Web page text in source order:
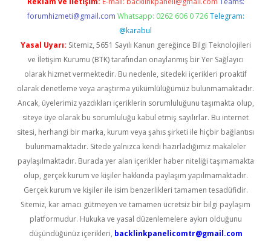
forumhizmeti@gmail.com Whatsapp: 0262 606 0 726 Telegram:
@karabul
Yasal Uyarı: Sitemiz, 5651 Sayılı Kanun gereğince Bilgi Teknolojileri
ve İletişim Kurumu (BTK) tarafından onaylanmış bir Yer Sağlayıcı
olarak hizmet vermektedir. Bu nedenle, sitedeki içerikleri proaktif
olarak denetleme veya araştırma yükümlülüğümüz bulunmamaktadır.
Ancak, üyelerimiz yazdıkları içeriklerin sorumluluğunu taşımakta olup,
siteye üye olarak bu sorumluluğu kabul etmiş sayılırlar. Bu internet
sitesi, herhangi bir marka, kurum veya şahıs şirketi ile hiçbir bağlantısı
bulunmamaktadır. Sitede yalnızca kendi hazırladığımız makaleler
paylaşılmaktadır. Burada yer alan içerikler haber niteliği taşımamakta
olup, gerçek kurum ve kişiler hakkında paylaşım yapılmamaktadır.
Gerçek kurum ve kişiler ile isim benzerlikleri tamamen tesadüfidir.
Sitemiz, kar amacı gütmeyen ve tamamen ücretsiz bir bilgi paylaşım
platformudur. Hukuka ve yasal düzenlemelere aykırı olduğunu
düşündüğünüz içerikleri, backlinkpanelicomtr@gmail.com